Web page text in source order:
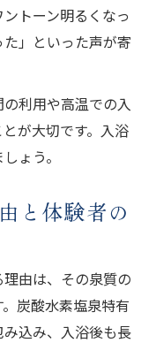
シュ温泉旅
軽に美肌体験
レッシュプラ
でストレスフリ
癒し効果に注
析
る優れた効果を
トーン明るくなっ
」といった声が寄
利用や高温での入
が大切です。入浴
ょう。
と体験者の
由は、その泉質の
炭酸水素塩泉特有
込み、入浴後も長